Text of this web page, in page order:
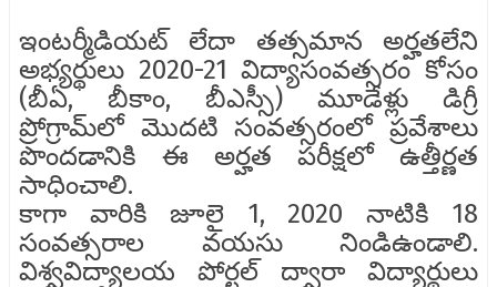
ఇంటర్మీడియట్ లేదా తత్సమాన అర్హతలేని
అభ్యర్థులు 2020-21 విద్యాసంవత్సరం కోసం
(బీఏ, బీకాం, బీఎస్సీ) మూడేళ్లు డిగ్రీ
ప్రోగ్రామ్‌లో మొదటి సంవత్సరంలో ప్రవేశాలు
పొందడానికి ఈ అర్హత పరీక్షలో ఉత్తీర్ణత
సాధించాలి.
కాగా వారికి జూలై 1, 2020 నాటికి 18
సంవత్సరాల వయసు నిండిఉండాలి.
విశ్వవిద్యాలయ పోర్టల్ ద్వారా విద్యార్థులు